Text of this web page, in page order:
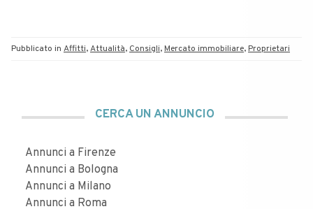
Pubblicato in Affitti,Attualità,Consigli,Mercato immobiliare,Proprietari
CERCA UN ANNUNCIO
Annunci a Firenze
Annunci a Bologna
Annunci a Milano
Annunci a Roma